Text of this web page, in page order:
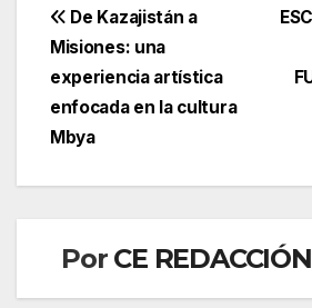
Navegación
de
entradas
De Kazajistán a
Misiones: una
experiencia artística
enfocada en la cultura
Mbya
Por CE REDACCIÓN